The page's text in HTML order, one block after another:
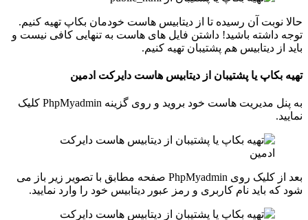
حالا نوبت آن رسیده تا از دیتابیس هاست خودمان بکاپ تهیه کنیم.
توجه داشته باشید! داشتن فایل های هاست به تنهایی کافی نیست و
باید از دیتابیس هم پشتیبان تهیه کنیم.
تهیه بکاپ یا پشتیبان از دیتابیس هاست دایرکت ادمین
به پنل مدیریت هاست خود بروید و روی گزینه PhpMyadmin کلیک
نمایید.
بعد از کلیک روی PhpMyadmin صفحه مطابق با تصویر زیر باز می
شود که باید نام کاربری و رمز عبور دیتابیس خود را وارد نمایید.